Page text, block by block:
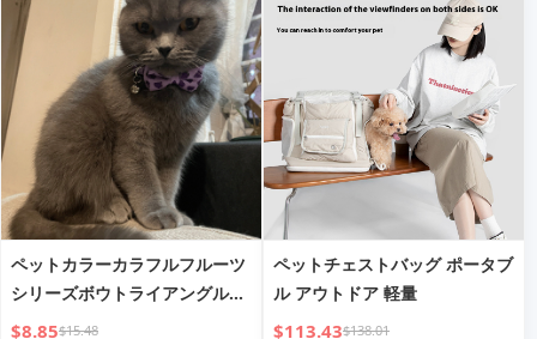
ペットカラーカラフルフルーツ
シリーズボウトライアングルバ
インダー
$8.85$15.48
ペットチェストバッグ ポータブ
ル アウトドア 軽量
$113.43$138.01